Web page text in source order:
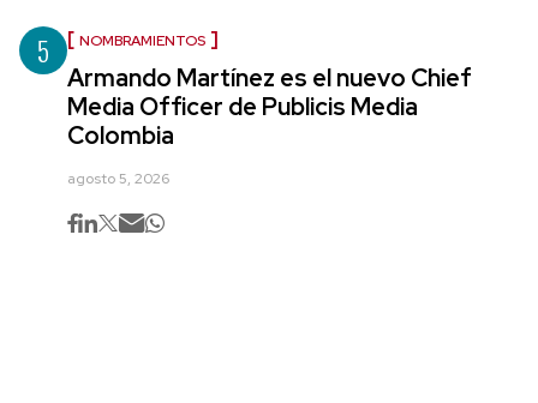
5 NOMBRAMIENTOS
Armando Martínez es el nuevo Chief
Media Officer de Publicis Media
Colombia
agosto 5, 2026